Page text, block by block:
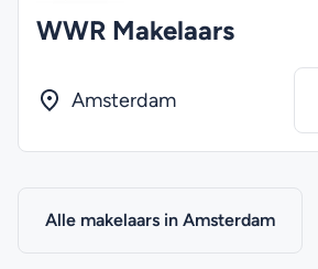
WWR Makelaars
Amsterdam
Alle makelaars in Amsterdam